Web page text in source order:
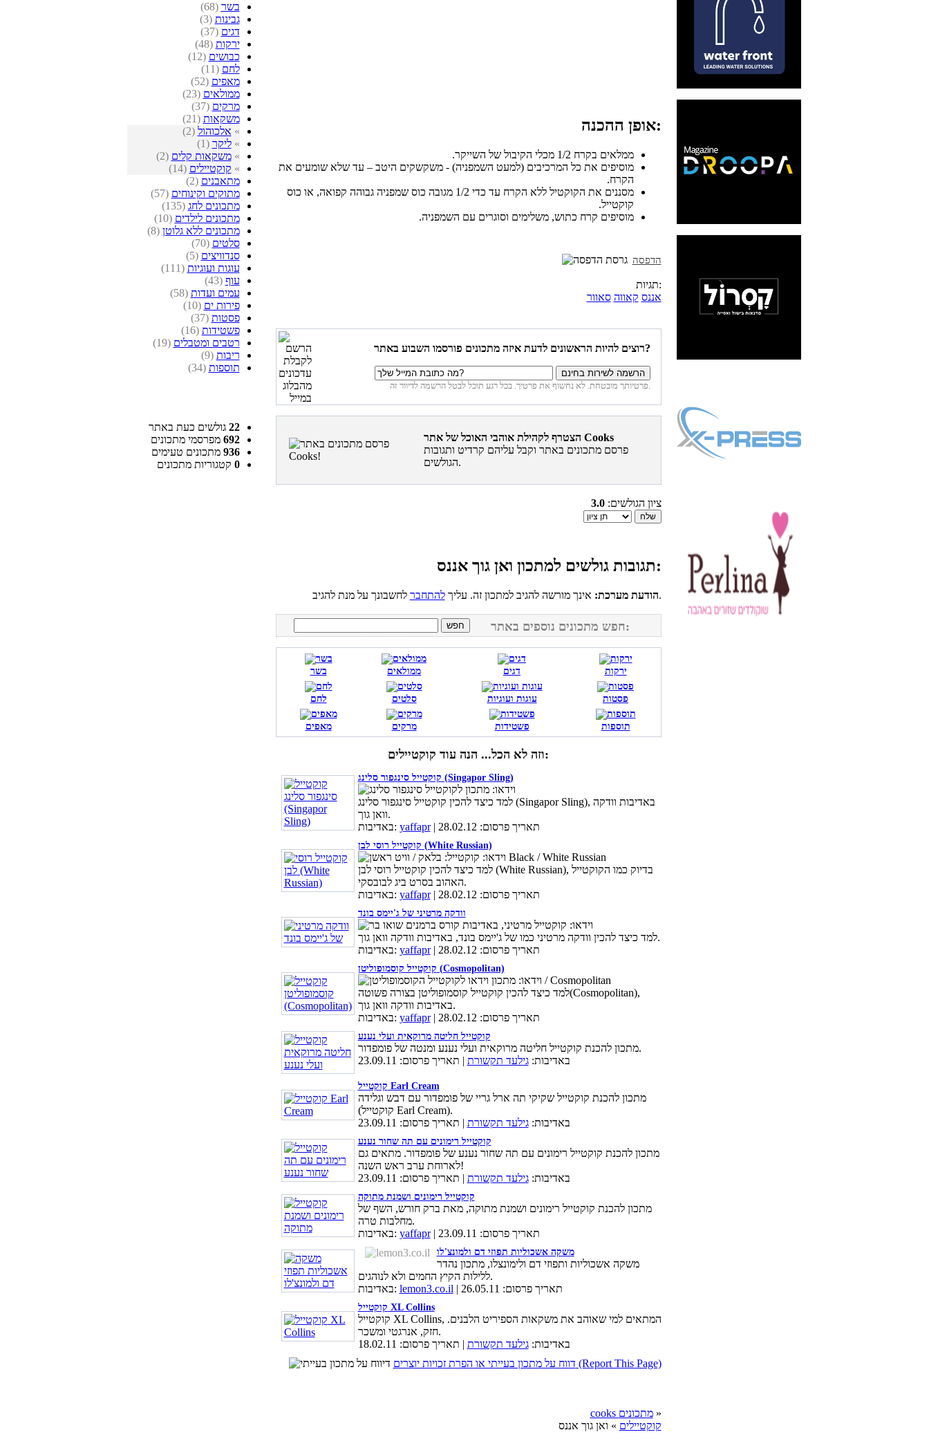
בשר (68)
גבינות (3)
דגים (37)
ירקות (48)
כבושים (12)
לחם (11)
מאפים (52)
ממולאים (23)
מרקים (37)
משקאות (21)
» אלכוהול (2)
»ליקר (1)
»משקאות קלים (2)
» קוקטיילים (14)
מתאבנים (2)
מתוקים וקינוחים (57)
מתכונים לחג (135)
מתכונים לילדים (10)
מתכונים ללא גלוטן (8)
סלטים (70)
סנדוויצים (5)
עוגות ועוגיות (111)
עוף (43)
עמים ועדות (58)
פירות ים (10)
פסטות (37)
פשטידות (16)
רטבים ומטבלים (19)
ריבות (9)
תוספות (34)
22 גולשים כעת באתר
692 מפרסמי מתכונים
936 מתכונים טעימים
0 קטגוריות מתכונים
אופן ההכנה:
ממלאים בקרח 1/2 מכלי הקיבול של השייקר.
מוסיפים את כל המרכיבים (למעט השמפניה) - משקשקים היטב – עד שלא שומעים את
הקרח.
מסננים את הקוקטיל ללא הקרח עד כדי 1/2 מגובה כוס שמפניה גבוהה קפואה, או כוס
קוקטייל.
מוסיפים קרח כתוש, משלימים וסוגרים עם השמפניה.
הדפסה
תגיות:
אננס קאווה סאוור
רוצים להיות הראשונים לדעת איזה מתכונים פורסמו השבוע באתר?
פרטיותך מובטחת. לא נחשוף את פרטיך. בכל רגע תוכל לבטל הרשמה לדיוור זה.
הצטרף לקהילת אוהבי האוכל של אתר Cooks
פרסם מתכונים באתר וקבל עליהם קרדיט ותגובות
הגולשים.
ציון הגולשים:3.0
תגובות גולשים למתכון ואן גוך אננס:
הודעת מערכת: אינך מורשה להגיב למתכון זה. עליךלהתחבר לחשבונך על מנת להגיב.
חפש מתכונים נוספים באתר:
בשר ממולאים דגים ירקות
לחם סלטים עוגות ועוגיות פסטות
מאפים מרקים פשטידות תוספות
וזה לא הכל... הנה עוד קוקטיילים:
קוקטייל סינגפור סלינג (Singapor Sling)
למד כיצד להכין קוקטייל סינגפור סלינג (Singapor Sling), באדיבות וודקה
וואן גוך.
באדיבות: yaffapr | תאריך פרסום: 28.02.12
קוקטייל רוסי לבן (White Russian)
למד כיצד להכין קוקטייל רוסי לבן (White Russian), בדיוק כמו הקוקטייל
האהוב בסרט ביג לבובסקי.
באדיבות: yaffapr | תאריך פרסום: 28.02.12
וודקה מרטיני של ג'יימס בונד
למד כיצד להכין וודקה מרטיני כמו של ג'יימס בונד, באדיבות וודקה וואן גוך.
באדיבות: yaffapr | תאריך פרסום: 28.02.12
קוקטייל קוסמופוליטן (Cosmopolitan)
למד כיצד להכין קוקטייל קוסמופוליטן בצורה פשוטה(Cosmopolitan),
באדיבות וודקה וואן גוך.
באדיבות: yaffapr | תאריך פרסום: 28.02.12
קוקטייל חליטה מרוקאית ועלי נענע
מתכון להכנת קוקטייל חליטה מרוקאית ועלי נענע ומנטה של פומפדור.
באדיבות:גילעד תקשורת | תאריך פרסום: 23.09.11
קוקטייל Earl Cream
מתכון להכנת קוקטייל שקיקי תה ארל גריי של פומפדור עם דבש וגלידה
(קוקטייל Earl Cream).
באדיבות:גילעד תקשורת | תאריך פרסום: 23.09.11
קוקטייל רימונים עם תה שחור נענע
מתכון להכנת קוקטייל רימונים עם תה שחור נענע של פומפדור. מתאים גם
לארוחת ערב ראש השנה!
באדיבות:גילעד תקשורת | תאריך פרסום: 23.09.11
קוקטייל רימונים ושמנת מתוקה
מתכון להכנת קוקטייל רימונים ושמנת מתוקה, מאת ברק חורש, השף של
מחלבות טרה.
באדיבות: yaffapr | תאריך פרסום: 23.09.11
משקה אשכוליות תפוזי דם ולמונצ'לו
משקה אשכוליות ותפוזי דם ולימונצלו, מתכון נהדר
ללילות הקיץ החמים ולא לנוהגים.
באדיבות: lemon3.co.il | תאריך פרסום: 26.05.11
קוקטייל XL Collins
קוקטייל XL Collins, המתאים למי שאוהב את משקאות הספיריט הלבנים.
חזק, אנרגטי ומשכר.
באדיבות:גילעד תקשורת | תאריך פרסום: 18.02.11
דווח על מתכון בעייתי או הפרת זכויות יוצרים (Report This Page)
cooks מתכונים»
קוקטיילים » ואן גוך אננס